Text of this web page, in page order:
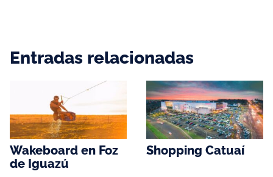
Entradas relacionadas
Wakeboard en Foz
de Iguazú
Shopping Catuaí